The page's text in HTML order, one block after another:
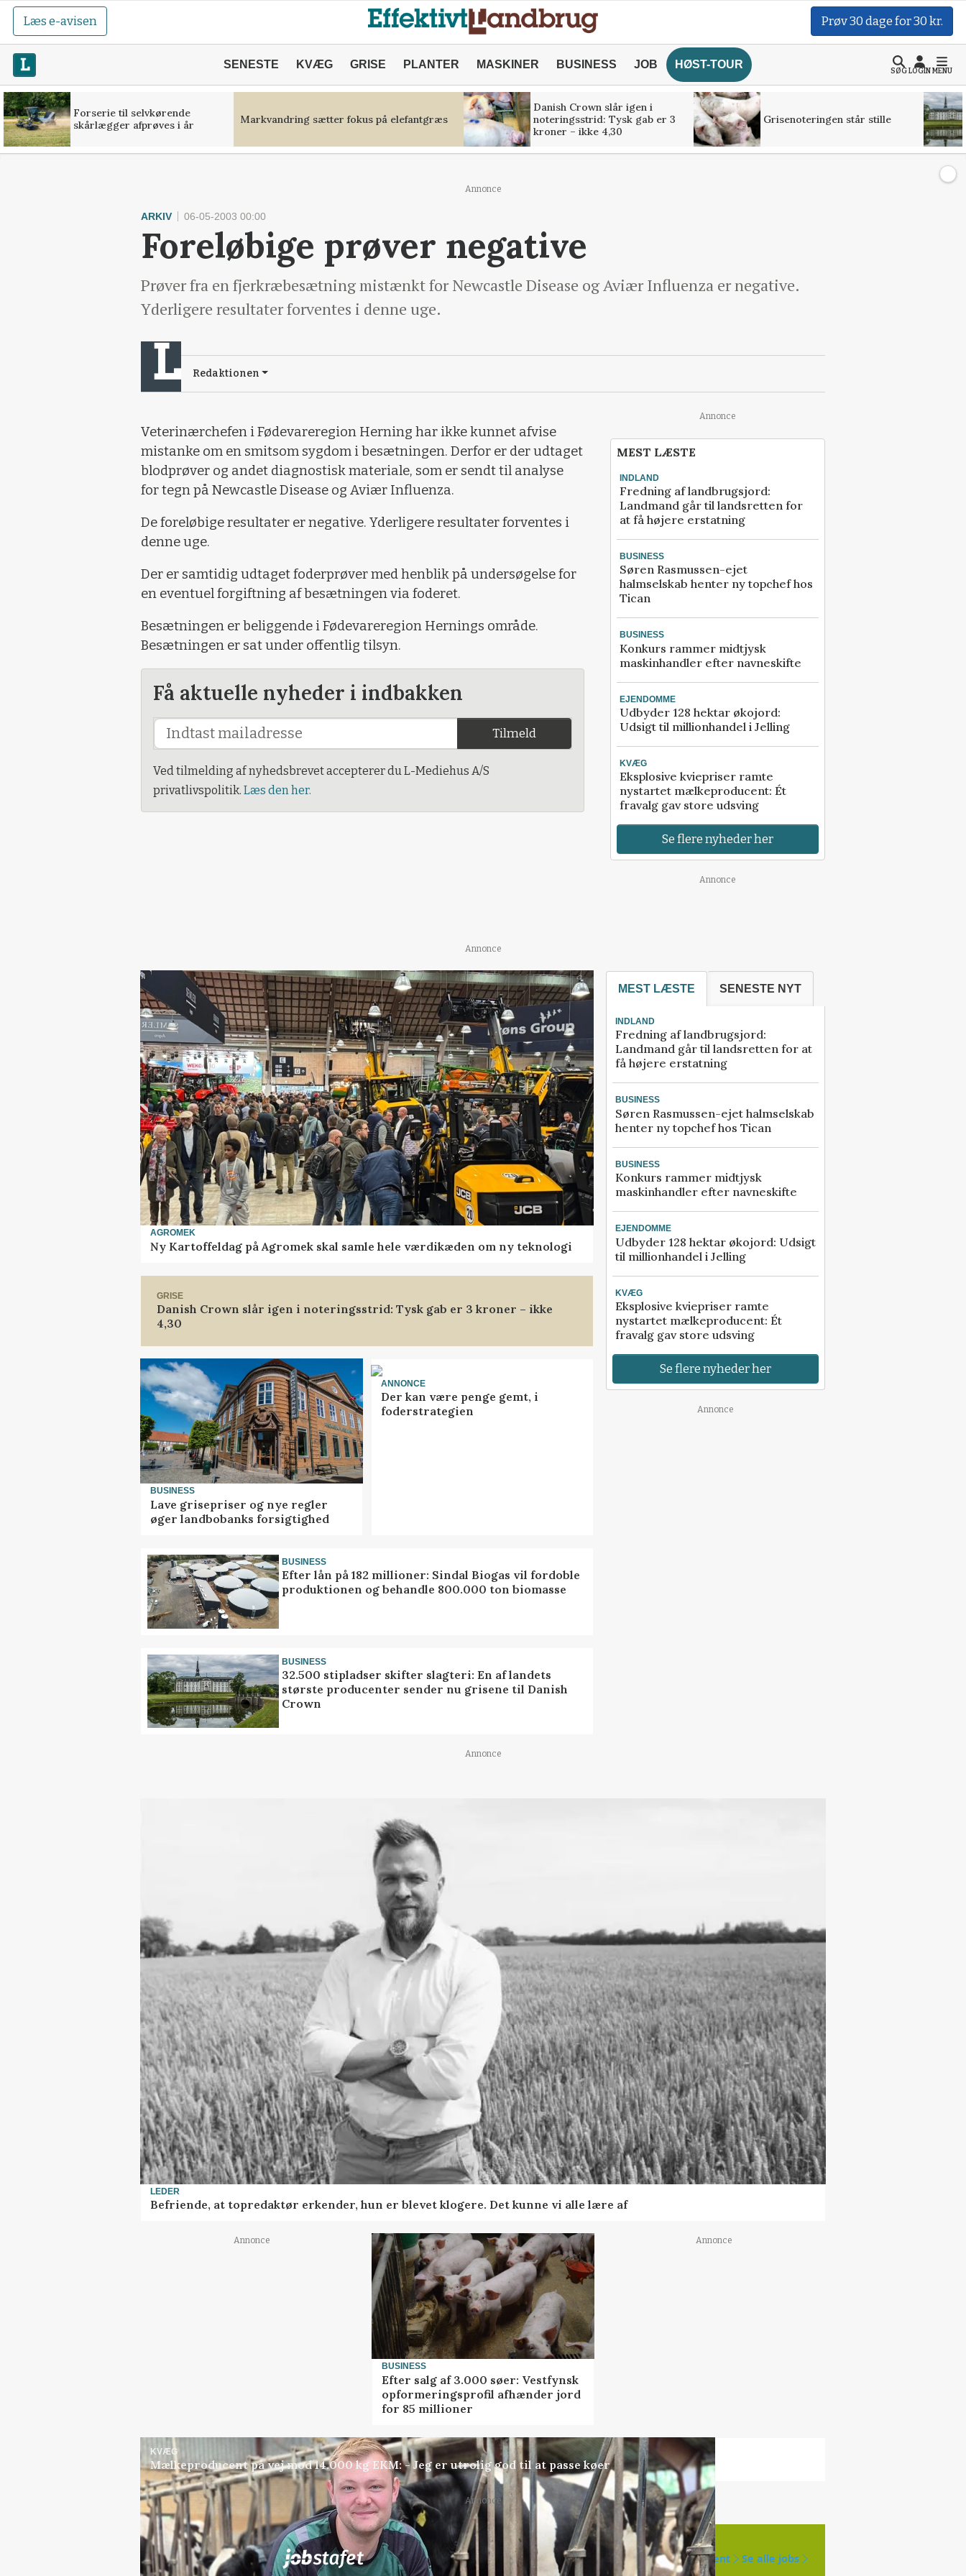
Læs e-avisen Prøv 30 dage for 30 kr.
SENESTE KVÆG GRISE PLANTER MASKINER BUSINESS JOB HØST-TOUR
SØGLOGINMENU
Forserie til selvkørende
skårlægger afprøves i år
Markvandring sætter fokus på elefantgræs
Danish Crown slår igen i
noteringsstrid: Tysk gab er 3
kroner – ikke 4,30
Grisenoteringen står stille
Annonce
ARKIV 06-05-2003 00:00
Foreløbige prøver negative
Prøver fra en fjerkræbesætning mistænkt for Newcastle Disease og Aviær Influenza er negative.
Yderligere resultater forventes i denne uge.
Redaktionen
Veterinærchefen i Fødevareregion Herning har ikke kunnet afvise
mistanke om en smitsom sygdom i besætningen. Derfor er der udtaget
blodprøver og andet diagnostisk materiale, som er sendt til analyse
for tegn på Newcastle Disease og Aviær Influenza.
De foreløbige resultater er negative. Yderligere resultater forventes i
denne uge.
Der er samtidig udtaget foderprøver med henblik på undersøgelse for
en eventuel forgiftning af besætningen via foderet.
Besætningen er beliggende i Fødevareregion Hernings område.
Besætningen er sat under offentlig tilsyn.
Få aktuelle nyheder i indbakken
Tilmeld
Ved tilmelding af nyhedsbrevet accepterer du L-Mediehus A/S
privatlivspolitik. Læs den her.
Annonce
MEST LÆSTE
INDLAND
Fredning af landbrugsjord:
Landmand går til landsretten for
at få højere erstatning
BUSINESS
Søren Rasmussen-ejet
halmselskab henter ny topchef hos
Tican
BUSINESS
Konkurs rammer midtjysk
maskinhandler efter navneskifte
EJENDOMME
Udbyder 128 hektar økojord:
Udsigt til millionhandel i Jelling
KVÆG
Eksplosive kviepriser ramte
nystartet mælkeproducent: Ét
fravalg gav store udsving
Se flere nyheder her
Annonce
Annonce
AGROMEK
Ny Kartoffeldag på Agromek skal samle hele værdikæden om ny teknologi
GRISE
Danish Crown slår igen i noteringsstrid: Tysk gab er 3 kroner – ikke
4,30
BUSINESS
Lave grisepriser og nye regler
øger landbobanks forsigtighed
ANNONCE
Der kan være penge gemt, i
foderstrategien
BUSINESS
Efter lån på 182 millioner: Sindal Biogas vil fordoble
produktionen og behandle 800.000 ton biomasse
BUSINESS
32.500 stipladser skifter slagteri: En af landets
største producenter sender nu grisene til Danish
Crown
MEST LÆSTE SENESTE NYT
INDLAND
Fredning af landbrugsjord:
Landmand går til landsretten for at
få højere erstatning
BUSINESS
Søren Rasmussen-ejet halmselskab
henter ny topchef hos Tican
BUSINESS
Konkurs rammer midtjysk
maskinhandler efter navneskifte
EJENDOMME
Udbyder 128 hektar økojord: Udsigt
til millionhandel i Jelling
KVÆG
Eksplosive kviepriser ramte
nystartet mælkeproducent: Ét
fravalg gav store udsving
Se flere nyheder her
Annonce
Annonce
LEDER
Befriende, at topredaktør erkender, hun er blevet klogere. Det kunne vi alle lære af
Annonce
BUSINESS
Efter salg af 3.000 søer: Vestfynsk
opformeringsprofil afhænder jord
for 85 millioner
Annonce
KVÆG
Mælkeproducent på vej mod 14.000 kg EKM: - Jeg er utrolig god til at passe køer
Annonce
Jobsi samarbejde med 81ledige stillinger Opret agent Se alle jobs